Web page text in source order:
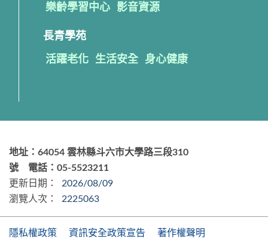
樂齡學習中心 影音資源
長青學苑
活躍老化 生活安全 身心健康
地址：64054 雲林縣斗六市大學路三段310
號 電話：05-5523211
更新日期：
2026/08/09
瀏覽人次：
2225063
隱私權政策 資訊安全政策宣告 著作權聲明